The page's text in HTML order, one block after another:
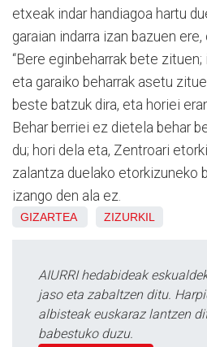
etxeak indar handiagoa hartu
garaian indarra izan bazuen
“Bere eginbeharrak bete
eta garaiko beharrak asetu
beste batzuk dira, eta horiei
Behar berriei ez dietela behar
du; hori dela eta, Zentroari
zalantza duelako etorkizuneko
izango den ala ez.
GIZARTEA ZIZURKIL
AIURRI hedabideak
jaso eta zabaltzen ditu.
albisteak euskaraz lantzen
babestuko duzu.